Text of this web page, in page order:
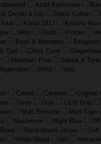
Azad Kashmere
Orchid & Lily Dokki Cotton
Inuit Klinto 1817 Kyushu Rice
Mills Oudh Polder
Basil & Mandarin
Oud
Citrus Coral
Mountain Pine Santal &
WAD
Wild
Camel Caramel
Grey Grijs Licht Grijs
Matt Bronzite Matt Tiger
Mushroom Night Blue
Rood Rood bloem Jaspis Soft
White Wood Wit